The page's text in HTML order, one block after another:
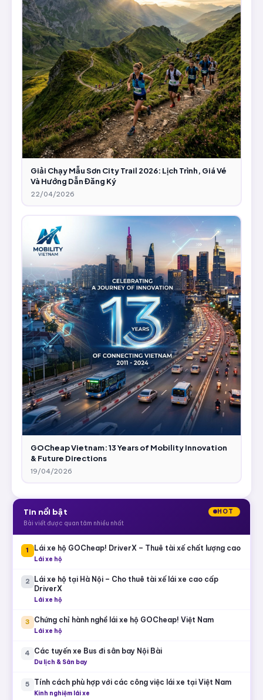
Giải Chạy Mẫu Sơn City Trail 2026: Lịch Trình, Giá Vé
Và Hướng Dẫn Đăng Ký
22/04/2026
GOCheap Vietnam: 13 Years of Mobility Innovation
& Future Directions
19/04/2026
Tin nổi bật
HOT
Bài viết được quan tâm nhiều nhất
1 Lái xe hộ GOCheap! DriverX – Thuê tài xế chất lượng cao
Lái xe hộ
2 Lái xe hộ tại Hà Nội – Cho thuê tài xế lái xe cao cấp
DriverX
Lái xe hộ
3 Chứng chỉ hành nghề lái xe hộ GOCheap! Việt Nam
Lái xe hộ
4 Các tuyến xe Bus đi sân bay Nội Bài
Du lịch & Sân bay
5 Tính cách phù hợp với các công việc lái xe tại Việt Nam
Kinh nghiệm lái xe